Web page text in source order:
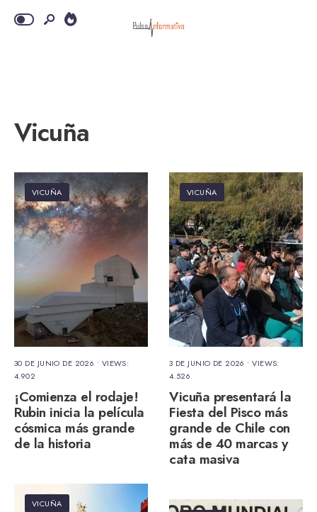
Vicuña
VICUÑA
30 DE JUNIO DE 2026 • VIEWS:
4.902
¡Comienza el rodaje!
Rubin inicia la película
cósmica más grande
de la historia
VICUÑA
3 DE JUNIO DE 2026 •VIEWS:
4.526
Vicuña presentará la
Fiesta del Pisco más
grande de Chile con
más de 40 marcas y
cata masiva
VICUÑA